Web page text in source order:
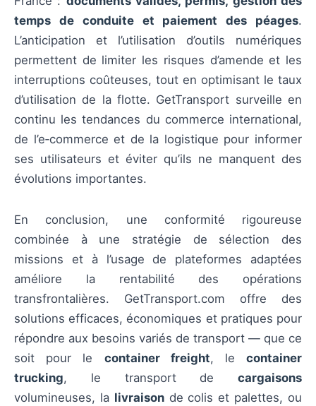
temps de conduite et paiement des péages.
L’anticipation et l’utilisation d’outils numériques
permettent de limiter les risques d’amende et les
interruptions coûteuses, tout en optimisant le taux
d’utilisation de la flotte. GetTransport surveille en
continu les tendances du commerce international,
de l’e‑commerce et de la logistique pour informer
ses utilisateurs et éviter qu’ils ne manquent des
évolutions importantes.
En conclusion, une conformité rigoureuse
combinée à une stratégie de sélection des
missions et à l’usage de plateformes adaptées
améliore la rentabilité des opérations
transfrontalières. GetTransport.com offre des
solutions efficaces, économiques et pratiques pour
répondre aux besoins variés de transport — que ce
soit pour le container freight, lecontainer
trucking, le transport de cargaisons
volumineuses, la livraisonde colis et palettes, ou